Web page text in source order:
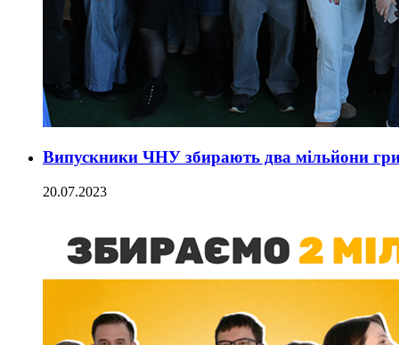
Випускники ЧНУ збирають два мільйони
20.07.2023